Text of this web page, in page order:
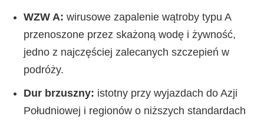
WZW A: wirusowe zapalenie wątroby typu A
przenoszone przez skażoną wodę i żywność,
jedno z najczęściej zalecanych szczepień w
podróży.
Dur brzuszny: istotny przy wyjazdach do Azji
Południowej i regionów o niższych standardach